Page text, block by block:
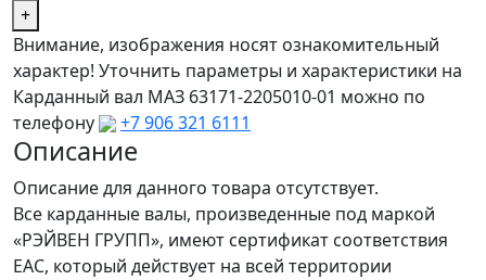
+
Внимание, изображения носят ознакомительный
характер! Уточнить параметры и характеристики на
Карданный вал МАЗ 63171-2205010-01 можно по
телефону
+7 906 321 6111
Описание
Описание для данного товара отсутствует.
Все карданные валы, произведенные под маркой
«РЭЙВЕН ГРУПП», имеют сертификат соответствия
ЕАС, который действует на всей территории